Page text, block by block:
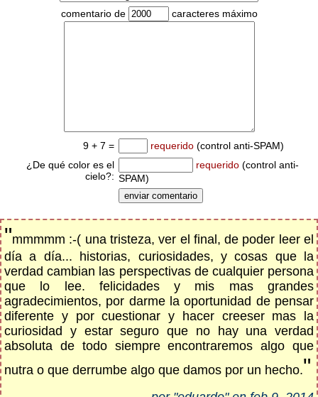
comentario de caracteres máximo
9 + 7 = requerido (control anti-SPAM)
¿De qué color es el
cielo?:
requerido (control anti-
SPAM)
"mmmmm :-( una tristeza, ver el final, de poder leer el
día a día... historias, curiosidades, y cosas que la
verdad cambian las perspectivas de cualquier persona
que lo lee. felicidades y mis mas grandes
agradecimientos, por darme la oportunidad de pensar
diferente y por cuestionar y hacer creeser mas la
curiosidad y estar seguro que no hay una verdad
absoluta de todo siempre encontraremos algo que
nutra o que derrumbe algo que damos por un hecho."